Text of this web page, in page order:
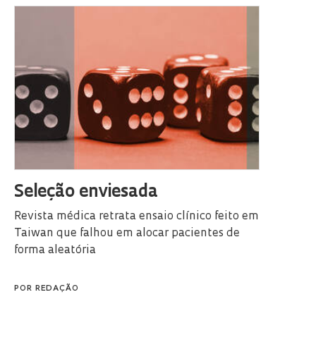
Seleção enviesada
Revista médica retrata ensaio clínico feito em
Taiwan que falhou em alocar pacientes de
forma aleatória
POR REDAÇÃO